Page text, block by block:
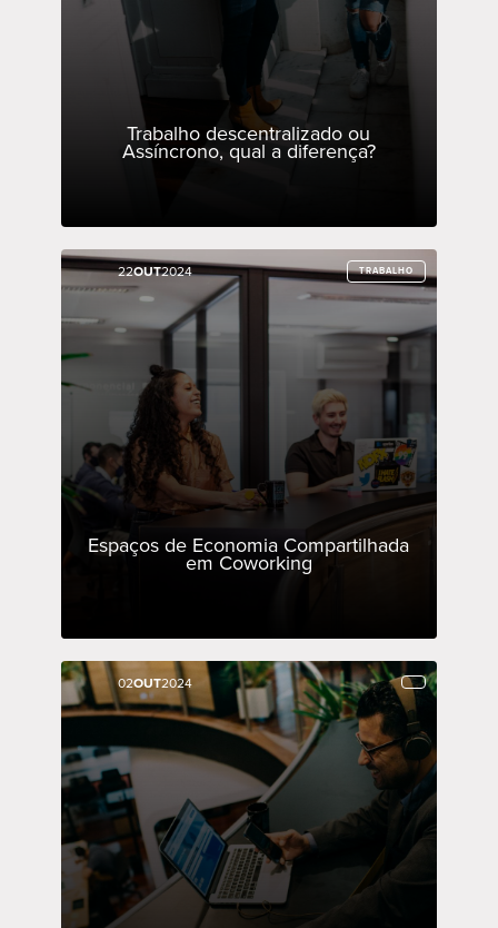
Trabalho descentralizado ou
Assíncrono, qual a diferença?
22OUT2024 TRABALHO
Espaços de Economia Compartilhada
em Coworking
22OUT2024 TRABALHO
02OUT2024
02OUT2024